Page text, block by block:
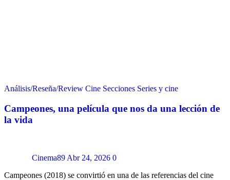
Análisis/Reseña/Review Cine Secciones Series y cine
Campeones, una película que nos da una lección de
la vida
Cinema89Abr 24, 2026 0
Campeones (2018) se convirtió en una de las referencias del cine